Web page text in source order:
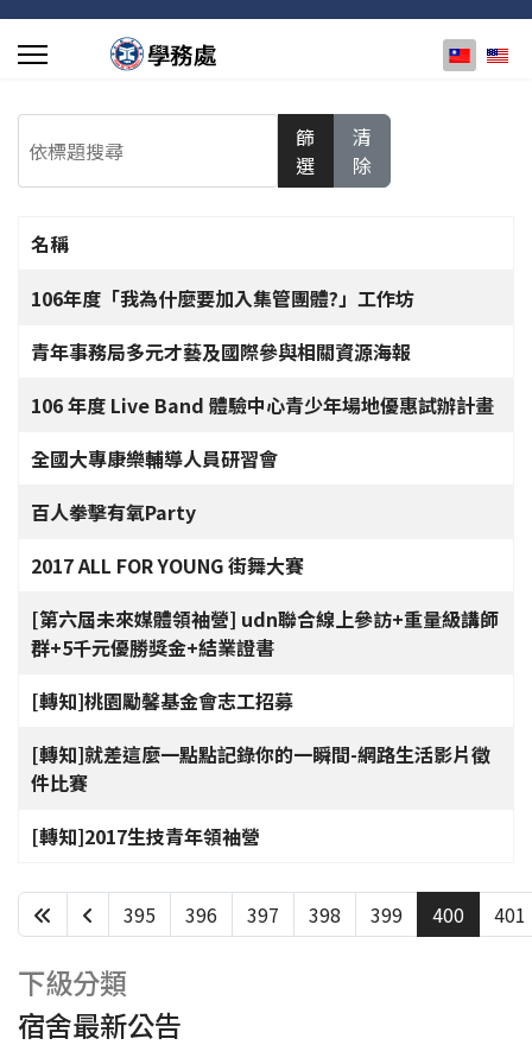
選擇你的
篩
選
清
除
文章列表
名稱
106年度「我為什麼要加入集管團體?」工作坊
青年事務局多元才藝及國際參與相關資源海報
106 年度 Live Band 體驗中心青少年場地優惠試辦計畫
全國大專康樂輔導人員研習會
百人拳擊有氧Party
2017 ALL FOR YOUNG 街舞大賽
[第六屆未來媒體領袖營] udn聯合線上參訪+重量級講師
群+5千元優勝獎金+結業證書
[轉知]桃園勵馨基金會志工招募
[轉知]就差這麼一點點記錄你的一瞬間-網路生活影片徵
件比賽
[轉知]2017生技青年領袖營
第 400 頁，共 438 頁
395 396 397 398 399 400 401
下級分類
宿舍最新公告